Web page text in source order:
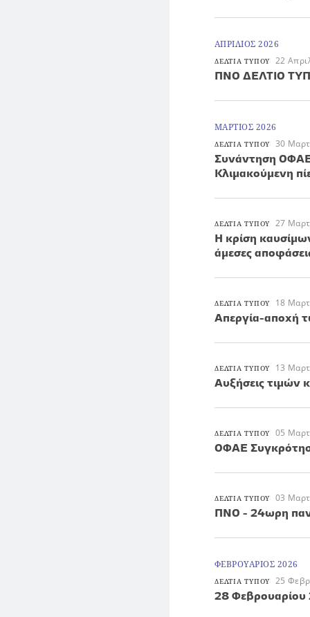
ΑΠΡΙΛΙΟΣ 2026
ΔΕΛΤΙΑ ΤΥΠΟΥ 22
ΠΝΟ ΔΕΛΤΙΟ
ΜΑΡΤΙΟΣ 2026
ΔΕΛΤΙΑ ΤΥΠΟΥ 30
Συνάντηση ΟΦΑΕ
Κλιμακούμενη
ΔΕΛΤΙΑ ΤΥΠΟΥ 27
Η κρίση
άμεσες
ΔΕΛΤΙΑ ΤΥΠΟΥ 18
Απεργία-αποχή
ΔΕΛΤΙΑ ΤΥΠΟΥ 13
Αυξήσεις τιμών
ΔΕΛΤΙΑ ΤΥΠΟΥ 05
ΟΦΑΕ
ΔΕΛΤΙΑ ΤΥΠΟΥ 03
ΠΝΟ - 24ωρη
ΦΕΒΡΟΥΑΡΙΟΣ 2026
ΔΕΛΤΙΑ ΤΥΠΟΥ 25
28